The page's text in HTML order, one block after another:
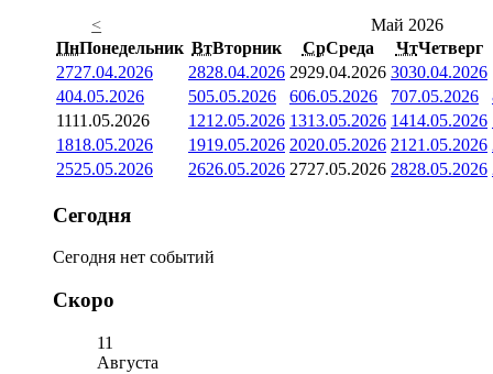
<
Май 2026
ПнПонедельник ВтВторник СрСреда ЧтЧетверг
2727.04.2026 2828.04.2026 2929.04.2026 3030.04.2026
404.05.2026 505.05.2026 606.05.2026 707.05.2026
1111.05.2026 1212.05.2026 1313.05.2026 1414.05.2026
1818.05.2026 1919.05.2026 2020.05.2026 21 21.05.2026
2525.05.2026 2626.05.2026 2727.05.2026 2828.05.2026
Сегодня
Сегодня нет событий
Скоро
11
Августа